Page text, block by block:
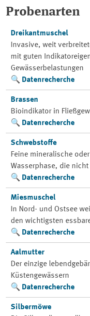
Probenarten
Dreikantmuschel
Invasive, weit
mit guten
Gewässerbelastungen
Datenrecherche
Brassen
Bioindikator in
Datenrecherche
Schwebstoffe
Feine mineralische
Wasserphase, die
Datenrecherche
Miesmuschel
In Nord- und Ostsee
den wichtigsten
Datenrecherche
Aalmutter
Der einzige
Küstengewässern
Datenrecherche
Silbermöwe